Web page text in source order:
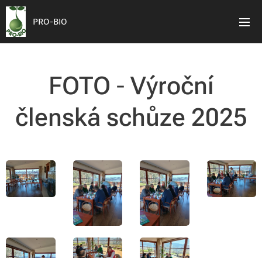
PRO-BIO
FOTO - Výroční
členská schůze 2025